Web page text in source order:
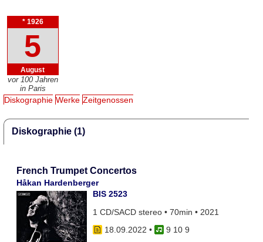
* 1926
5
August
vor 100 Jahren
in Paris
Diskographie Werke Zeitgenossen
Diskographie (1)
French Trumpet Concertos
Håkan Hardenberger
BIS 2523
1 CD/SACD stereo • 70min • 2021
18.09.2022 •
9 10 9